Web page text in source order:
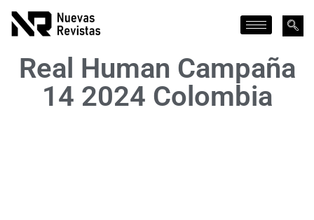
Real Human Campaña
14 2024 Colombia